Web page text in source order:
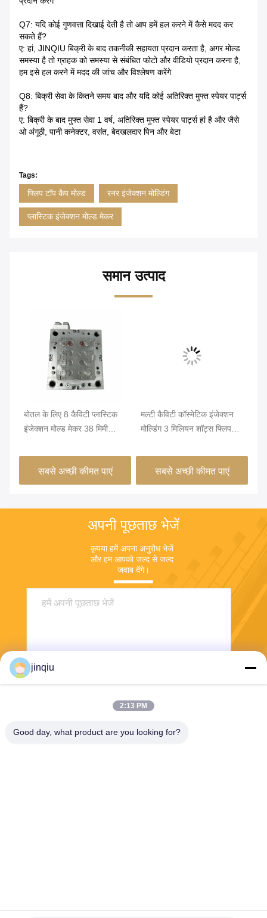
Q7: यदि कोई गुणवत्ता दिखाई देती है तो आप हमें हल करने में कैसे मदद कर
सकते हैं?
ए: हां, JINQIU बिक्री के बाद तकनीकी सहायता प्रदान करता है, अगर मोल्ड
समस्या है तो ग्राहक को समस्या से संबंधित फोटो और वीडियो प्रदान करना है,
हम इसे हल करने में मदद की जांच और विश्लेषण करेंगे
Q8: बिक्री सेवा के कितने समय बाद और यदि कोई अतिरिक्त मुफ्त स्पेयर पार्ट्स
हैं?
ए: बिक्री के बाद मुफ्त सेवा 1 वर्ष, अतिरिक्त मुफ्त स्पेयर पार्ट्स हां है और जैसे
ओ अंगूठी, पानी कनेक्टर, वसंत, बेदखलदार पिन और बेटा
Tags:
फ्लिप टॉप कैप मोल्ड रनर इंजेक्शन मोल्डिंग
प्लास्टिक इंजेक्शन मोल्ड मेकर
समान उत्पाद
बोतल के लिए 8 कैविटी प्लास्टिक
इंजेक्शन मोल्ड मेकर 38 मिमी
सबसे अच्छी कीमत पाएं
मल्टी कैविटी कॉस्मेटिक इंजेक्शन
मोल्डिंग 3 मिलियन शॉट्स फ्लिप
सबसे अच्छी कीमत पाएं
अपनी पूछताछ भेजें
कृपया हमें अपना अनुरोध भेजें
और हम आपको जल्द से जल्द
जवाब देंगे।
jinqiu
2:13 PM
Good day, what product are you looking for?